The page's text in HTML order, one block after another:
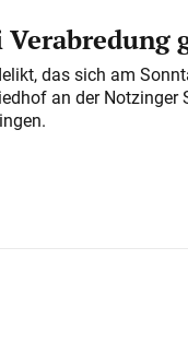
Verabredung
das sich am
an der Notzinger